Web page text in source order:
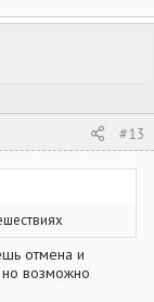
#13
отмена и
возможно